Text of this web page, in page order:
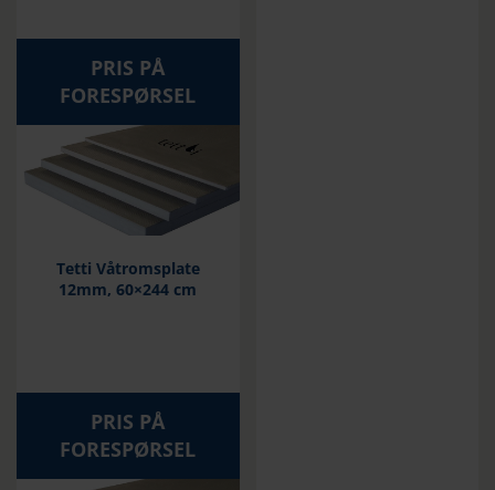
PRIS PÅ
FORESPØRSEL
Tetti Våtromsplate
12mm, 60×244 cm
PRIS PÅ
FORESPØRSEL